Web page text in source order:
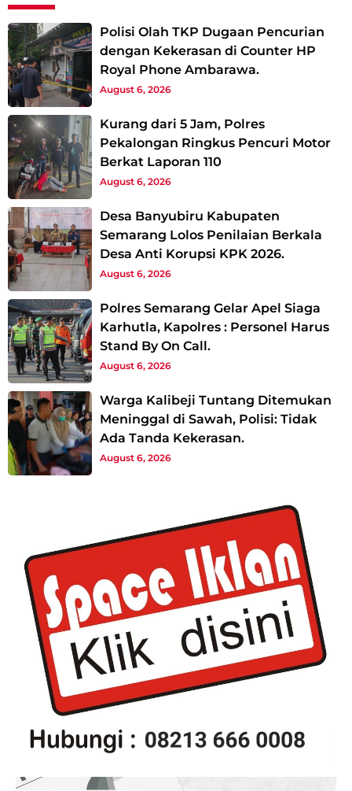
Polisi Olah TKP Dugaan Pencurian
dengan Kekerasan di Counter HP
Royal Phone Ambarawa.
August 6, 2026
Kurang dari 5 Jam, Polres
Pekalongan Ringkus Pencuri Motor
Berkat Laporan 110
August 6, 2026
Desa Banyubiru Kabupaten
Semarang Lolos Penilaian Berkala
Desa Anti Korupsi KPK 2026.
August 6, 2026
Polres Semarang Gelar Apel Siaga
Karhutla, Kapolres : Personel Harus
Stand By On Call.
August 6, 2026
Warga Kalibeji Tuntang Ditemukan
Meninggal di Sawah, Polisi: Tidak
Ada Tanda Kekerasan.
August 6, 2026